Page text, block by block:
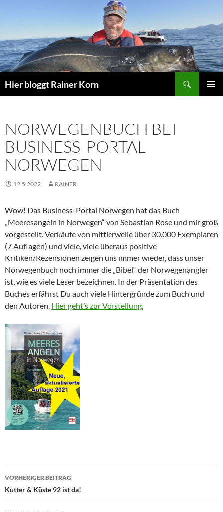
Hier bloggt Rainer Korn
NORWEGENBUCH BEI
BUSINESS-PORTAL
NORWEGEN
12.5.2022 RAINER
Wow! Das Business-Portal Norwegen hat das Buch
„Meeresangeln in Norwegen“ von Sebastian Rose und mir groß
vorgestellt. Verkäufe von mittlerweile über 30.000 Exemplaren
(7 Auflagen) und viele, viele überaus positive
Kritiken/Rezensionen zeigen uns immer wieder, dass unser
Norwegenbuch noch immer die „Bibel“ der Norwegenangler
ist, wie es viele Leser bezeichnen. In der Präsentation des
Buches erfährst Du auch viele Hintergründe zum Buch und
den Autoren. Hier geht’s zur Vorstellung.
Beitragsnavigation
VORHERIGER BEITRAG
Kutter & Küste 92 ist da!